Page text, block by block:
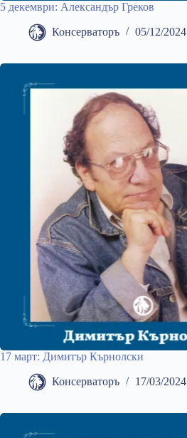
5 декември: Александър Греков
Консерваторъ 05/12/2024
17 март: Димитър Кърнолски
Консерваторъ 17/03/2024